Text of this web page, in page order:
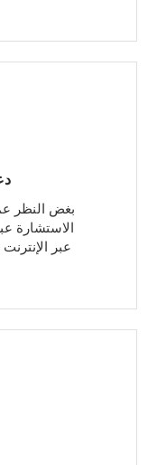
بغض النظر
الاستشارة
عبر